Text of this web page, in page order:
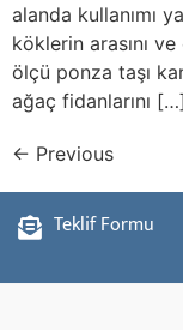
alanda kullanımı
köklerin arasını
ölçü ponza taşı
ağaç fidanlarını […]
← Previous
Teklif Formu